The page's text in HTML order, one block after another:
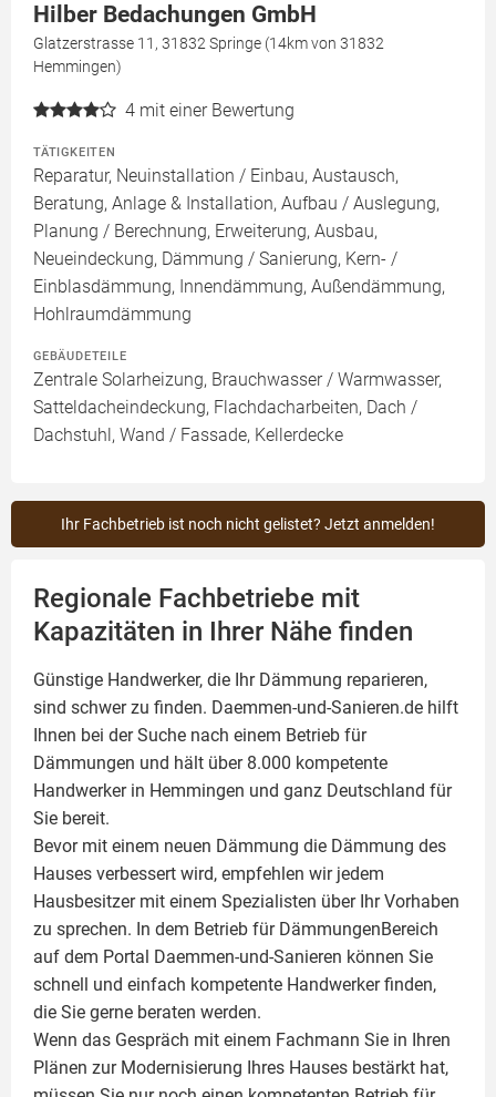
Hilber Bedachungen GmbH
Glatzerstrasse 11, 31832 Springe (14km von 31832
Hemmingen)
4 mit einer Bewertung
TÄTIGKEITEN
Reparatur, Neuinstallation / Einbau, Austausch,
Beratung, Anlage & Installation, Aufbau / Auslegung,
Planung / Berechnung, Erweiterung, Ausbau,
Neueindeckung, Dämmung / Sanierung, Kern- /
Einblasdämmung, Innendämmung, Außendämmung,
Hohlraumdämmung
GEBÄUDETEILE
Zentrale Solarheizung, Brauchwasser / Warmwasser,
Satteldacheindeckung, Flachdacharbeiten, Dach /
Dachstuhl, Wand / Fassade, Kellerdecke
Ihr Fachbetrieb ist noch nicht gelistet? Jetzt anmelden!
Regionale Fachbetriebe mit
Kapazitäten in Ihrer Nähe finden
Günstige Handwerker, die Ihr Dämmung reparieren,
sind schwer zu finden. Daemmen-und-Sanieren.de hilft
Ihnen bei der Suche nach einem Betrieb für
Dämmungen und hält über 8.000 kompetente
Handwerker in Hemmingen und ganz Deutschland für
Sie bereit.
Bevor mit einem neuen Dämmung die Dämmung des
Hauses verbessert wird, empfehlen wir jedem
Hausbesitzer mit einem Spezialisten über Ihr Vorhaben
zu sprechen. In dem Betrieb für DämmungenBereich
auf dem Portal Daemmen-und-Sanieren können Sie
schnell und einfach kompetente Handwerker finden,
die Sie gerne beraten werden.
Wenn das Gespräch mit einem Fachmann Sie in Ihren
Plänen zur Modernisierung Ihres Hauses bestärkt hat,